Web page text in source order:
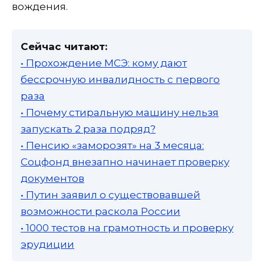
вождения.
Сейчас читают:
• Прохождение МСЭ: кому дают
бессрочную инвалидность с первого
раза
• Почему стиральную машину нельзя
запускать 2 раза подряд?
• Пенсию «заморозят» на 3 месяца:
Соцфонд внезапно начинает проверку
документов
• Путин заявил о существовавшей
возможности раскола России
• 1000 тестов на грамотность и проверку
эрудиции